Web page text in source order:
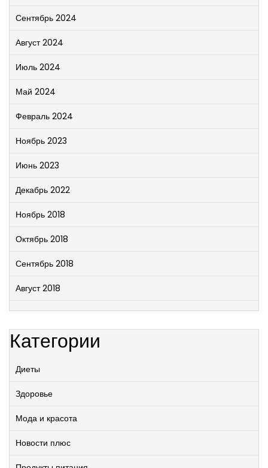
Сентябрь 2024
Август 2024
Июль 2024
Май 2024
Февраль 2024
Ноябрь 2023
Июнь 2023
Декабрь 2022
Ноябрь 2018
Октябрь 2018
Сентябрь 2018
Август 2018
Категории
Диеты
Здоровье
Мода и красота
Новости плюс